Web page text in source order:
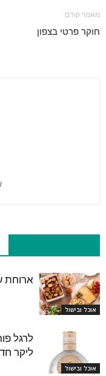
מאמר קודם
חוקר פרטי בצפון
אוכל ובישול
ארוחת
אוכל ובישול
לרגל
ליקר